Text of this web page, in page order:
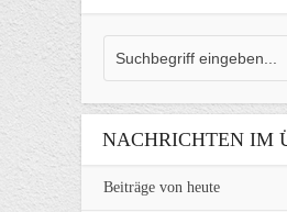
NACHRICHTEN IM
Beiträge von heute